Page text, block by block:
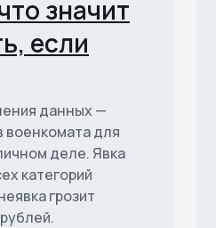
значит
если
данных —
для
деле. Явка
категорий
грозит